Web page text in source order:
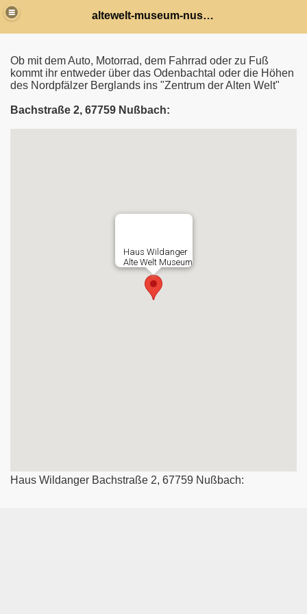
altewelt-museum-nussbach
Ob mit dem Auto, Motorrad, dem Fahrrad oder zu Fuß
kommt ihr entweder über das Odenbachtal oder die Höhen
des Nordpfälzer Berglands ins "Zentrum der Alten Welt"
Bachstraße 2, 67759 Nußbach:
Haus Wildanger Bachstraße 2, 67759 Nußbach: